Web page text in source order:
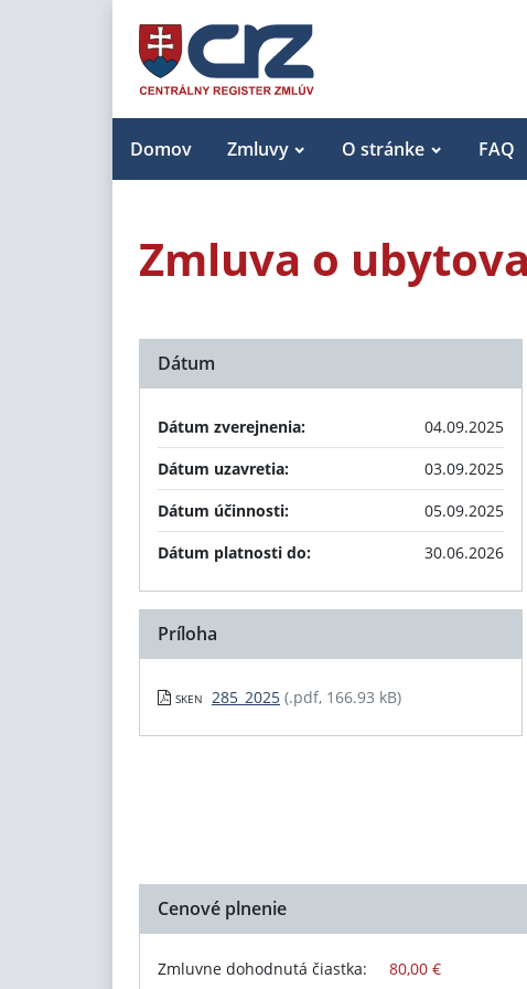
Domov Zmluvy O stránke FAQ
Zmluva o
Dátum
Dátum zverejnenia:
04.09.2025
Dátum uzavretia:
03.09.2025
Dátum účinnosti:
05.09.2025
Dátum platnosti do:
30.06.2026
Príloha
SKEN 285_2025 (.pdf, 166.93 kB)
Cenové plnenie
Zmluvne dohodnutá čiastka: 80,00 €